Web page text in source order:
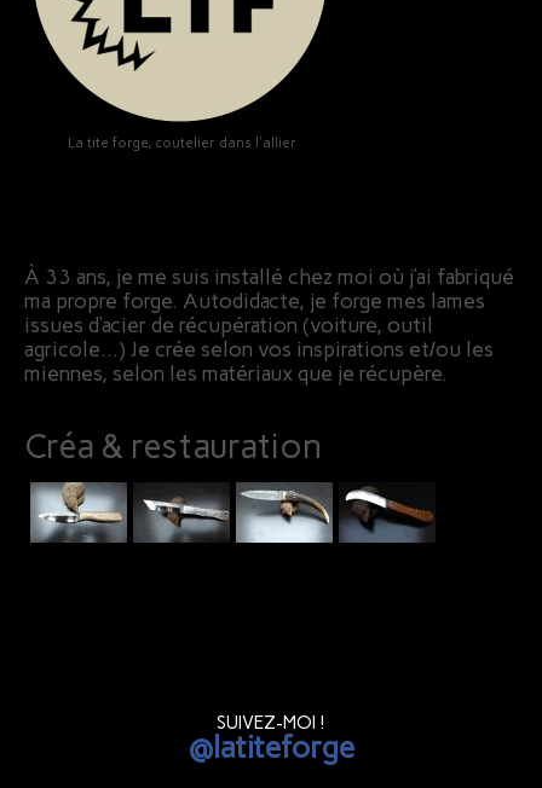
La tite forge, coutelier dans l'allier
À 33 ans, je me suis installé chez moi où j’ai fabriqué
ma propre forge. Autodidacte, je forge mes lames
issues d’acier de récupération (voiture, outil
agricole…) Je crée selon vos inspirations et/ou les
miennes, selon les matériaux que je récupère.
Créa & restauration
SUIVEZ-MOI !
@latiteforge